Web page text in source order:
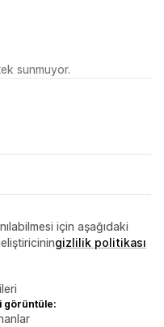
sunmuyor.
için aşağıdaki
gizlilik politikası
görüntüle: